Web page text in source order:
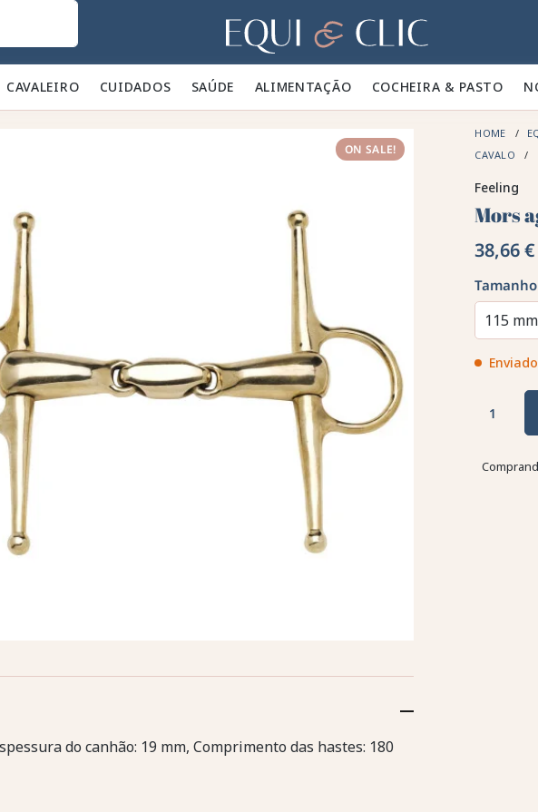
Lar
CAVALEIRO 👕 CUIDADOS 🪮 SAÚDE ✨ ALIMENTAÇÃO 🥕 COCHEIRA & PASTO 🍃
ON SALE!
HOME
CAVALO
Feeling
Mors
38,66 €
Tamanho
115 mm
do canhão: 19 mm, Comprimento das hastes: 180